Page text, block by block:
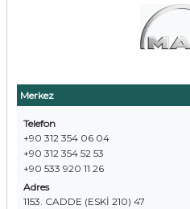
Merkez
Telefon
+90 312 354 06 04
+90 312 354 52 53
+90 533 920 11 26
Adres
1153. CADDE (ESKİ 210) 47